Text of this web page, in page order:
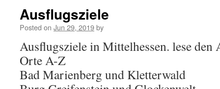
Ausflugsziele
Posted on Jun 29, 2019by
Ausflugsziele in Mittelhessen. lese
Orte A-Z
Bad Marienberg und Kletterwald